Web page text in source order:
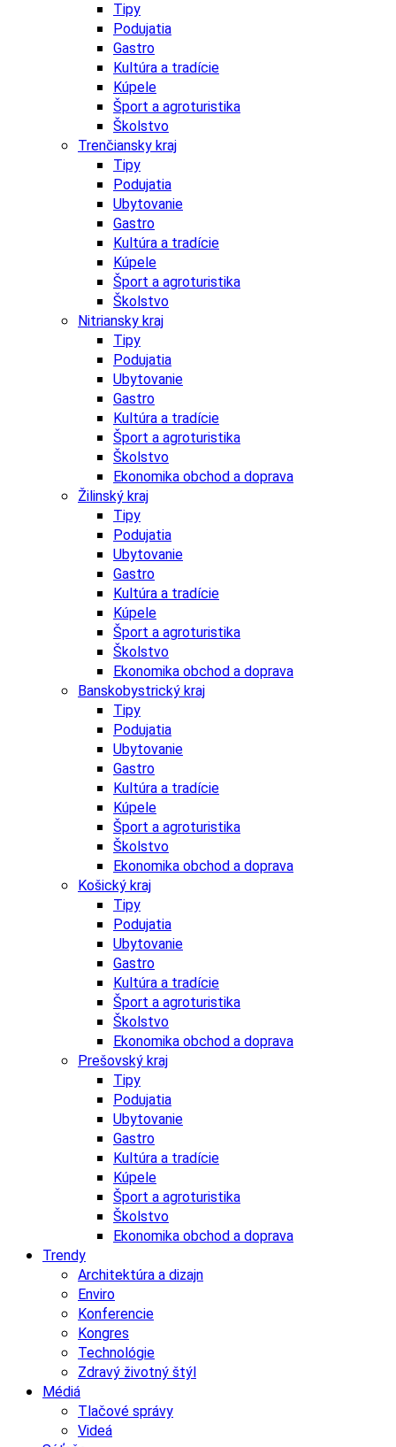
Tipy
Podujatia
Gastro
Kultúra a tradície
Kúpele
Šport a agroturistika
Školstvo
Trenčiansky kraj
Tipy
Podujatia
Ubytovanie
Gastro
Kultúra a tradície
Kúpele
Šport a agroturistika
Školstvo
Nitriansky kraj
Tipy
Podujatia
Ubytovanie
Gastro
Kultúra a tradície
Šport a agroturistika
Školstvo
Ekonomika obchod a doprava
Žilinský kraj
Tipy
Podujatia
Ubytovanie
Gastro
Kultúra a tradície
Kúpele
Šport a agroturistika
Školstvo
Ekonomika obchod a doprava
Banskobystrický kraj
Tipy
Podujatia
Ubytovanie
Gastro
Kultúra a tradície
Kúpele
Šport a agroturistika
Školstvo
Ekonomika obchod a doprava
Košický kraj
Tipy
Podujatia
Ubytovanie
Gastro
Kultúra a tradície
Šport a agroturistika
Školstvo
Ekonomika obchod a doprava
Prešovský kraj
Tipy
Podujatia
Ubytovanie
Gastro
Kultúra a tradície
Kúpele
Šport a agroturistika
Školstvo
Ekonomika obchod a doprava
Trendy
Architektúra a dizajn
Enviro
Konferencie
Kongres
Technológie
Zdravý životný štýl
Médiá
Tlačové správy
Videá